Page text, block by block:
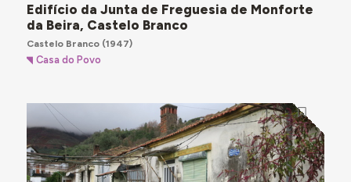
Edifício da Junta de Freguesia de Monforte
da Beira, Castelo Branco
Castelo Branco(1947)
Casa do Povo